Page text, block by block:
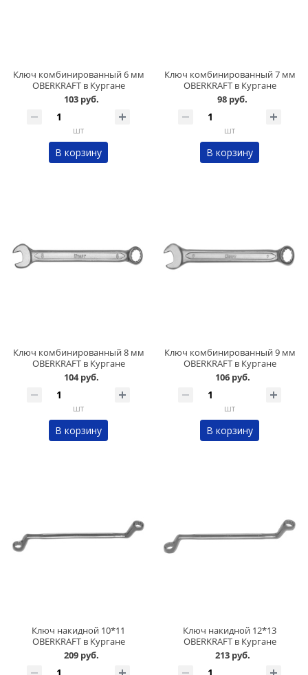
Ключ комбинированный 6 мм
OBERKRAFT в Кургане
103 руб.
шт
В корзину
Ключ комбинированный 7 мм
OBERKRAFT в Кургане
98 руб.
шт
В корзину
Ключ комбинированный 8 мм
OBERKRAFT в Кургане
104 руб.
шт
В корзину
Ключ комбинированный 9 мм
OBERKRAFT в Кургане
106 руб.
шт
В корзину
Ключ накидной 10*11
OBERKRAFT в Кургане
209 руб.
Ключ накидной 12*13
OBERKRAFT в Кургане
213 руб.